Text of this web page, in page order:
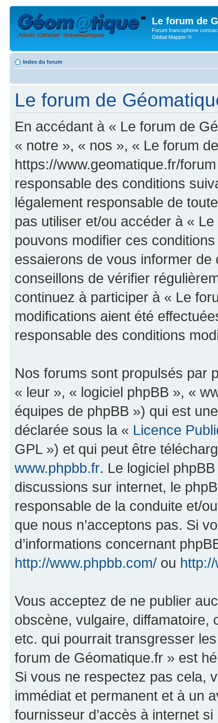
Le forum de
Forum francophone
Global Mapper ©
Index du forum
Le forum de
En accédant à « Le forum de
« notre », « nos », « Le forum
https://www.geomatique.fr/
responsable des conditions
légalement responsable de
pas utiliser et/ou accéder à «
pouvons modifier ces
essaierons de vous informer
conseillons de vérifier
continuez à participer à « Le
modifications aient été
responsable des conditions
Nos forums sont propulsés par
« leur », « logiciel phpBB », «
équipes de phpBB ») qui est
déclarée sous la « Licence
GPL ») et qui peut être
www.phpbb.fr. Le logiciel
discussions sur internet, le
responsable de la conduite et/
que nous n’acceptons pas. Si
d’informations concernant
http://www.phpbb.com/ ou
Vous acceptez de ne publier
obscène, vulgaire, diffamatoire,
etc. qui pourrait transgresser
forum de Géomatique.fr » est
Si vous ne respectez pas cela,
immédiat et permanent et à un
fournisseur d’accès à internet